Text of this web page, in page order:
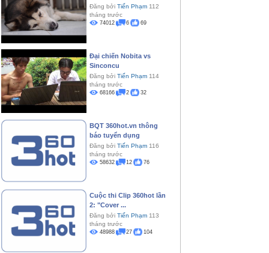
Đăng bởi Tiến Phạm112
tháng trước
74012 6 69
Đại chiến Nobita vs
Sinconcu
Đăng bởi Tiến Phạm114
tháng trước
68166 2 32
BQT 360hot.vn thông
báo tuyển dụng
Đăng bởi Tiến Phạm116
tháng trước
58632 12 76
Cuộc thi Clip 360hot lần
2: "Cover ...
Đăng bởi Tiến Phạm113
tháng trước
48988 27 104